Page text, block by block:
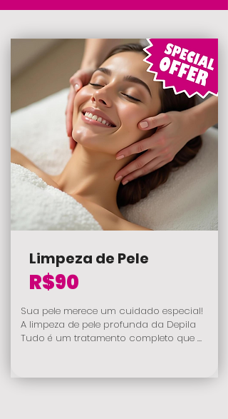
Limpeza de Pele
R$90
Sua pele merece um cuidado especial!
A limpeza de pele profunda da Depila
Tudo é um tratamento completo que
pele radiante e saudável.